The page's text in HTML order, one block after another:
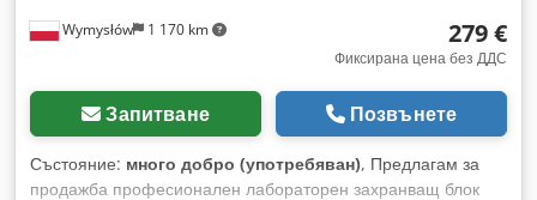
Wymysłów 1 170 km 279 €
Фиксирана цена без ДДС
Запитване Позвънете
Състояние: много добро (употребяван), Предлагам за
продажба професионален лабораторен захранващ блок